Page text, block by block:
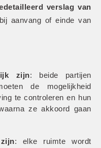
verslag van
bij aanvang of einde van
zijn: beide partijen
de mogelijkheid
te controleren en hun
ze akkoord gaan
: elke ruimte wordt